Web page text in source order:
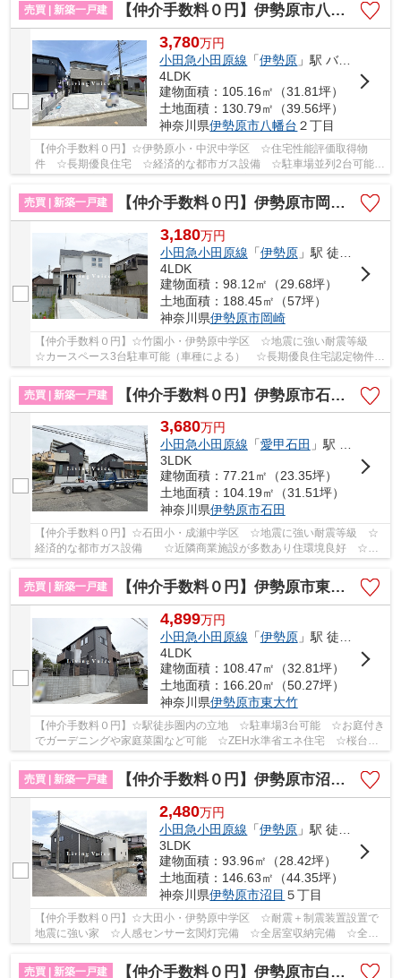
売買 | 新築一戸建
【仲介手数料０円】伊勢原市八幡台2丁目 新築一戸建て 3号棟 全3棟
3,780万円
小田急小田原線 「伊勢原 」駅 バス8分 「団地南口（伊勢原市）」 停歩4分
4LDK
建物面積：105.16㎡（31.81坪）
土地面積：130.79㎡（39.56坪）
神奈川県伊勢原市八幡台 ２丁目
【仲介手数料０円】☆伊勢原小・中沢中学区 ☆住宅性能評価取得物
件 ☆長期優良住宅 ☆経済的な都市ガス設備 ☆駐車場並列2台可能
☆リビング広々17帖 ☆ZEH水準省エネ住宅♪ 【伊勢原市...
売買 | 新築一戸建
【仲介手数料０円】伊勢原市岡崎2期 新築一戸建て
3,180万円
小田急小田原線 「伊勢原」駅 徒歩21分
4LDK
建物面積：98.12㎡（29.68坪）
土地面積：188.45㎡（57坪）
神奈川県伊勢原市岡崎
【仲介手数料０円】☆竹園小・伊勢原中学区 ☆地震に強い耐震等級
☆カースペース3台駐車可能（車種による） ☆長期優良住宅認定物件
☆SIC・床下収納など収納スペース豊富 ☆コンビニ...
売買 | 新築一戸建
【仲介手数料０円】伊勢原市石田第1期 新築一戸建て 全4棟
3,680万円
小田急小田原線 「愛甲石田 」駅 徒歩7分
3LDK
建物面積：77.21㎡（23.35坪）
土地面積：104.19㎡（31.51坪）
神奈川県伊勢原市石田
【仲介手数料０円】☆石田小・成瀬中学区 ☆地震に強い耐震等級 ☆
経済的な都市ガス設備 ☆近隣商業施設が多数あり住環境良好 ☆収
売買 | 新築一戸建
【仲介手数料０円】伊勢原市東大竹2期 新築一戸建て
4,899万円
小田急小田原線 「伊勢原」駅 徒歩15分
4LDK
建物面積：108.47㎡（32.81坪）
土地面積：166.20㎡（50.27坪）
神奈川県伊勢原市東大竹
【仲介手数料０円】☆駅徒歩圏内の立地 ☆駐車場3台可能 ☆お庭付き
でガーデニングや家庭菜園など可能 ☆ZEH水準省エネ住宅 ☆桜台
売買 | 新築一戸建
【仲介手数料０円】伊勢原市沼目第26 新築一戸建て 全2棟
2,480万円
小田急小田原線 「伊勢原 」駅 徒歩25分
3LDK
建物面積：93.96㎡（28.42坪）
土地面積：146.63㎡（44.35坪）
神奈川県伊勢原市沼目 ５丁目
【仲介手数料０円】☆大田小・伊勢原中学区 ☆耐震＋制震装置設置で
地震に強い家 ☆人感センサー玄関灯完備 ☆全居室収納完備 ☆全棟
売買 | 新築一戸建
【仲介手数料０円】伊勢原市白根第1期 新築一戸建て 全2棟